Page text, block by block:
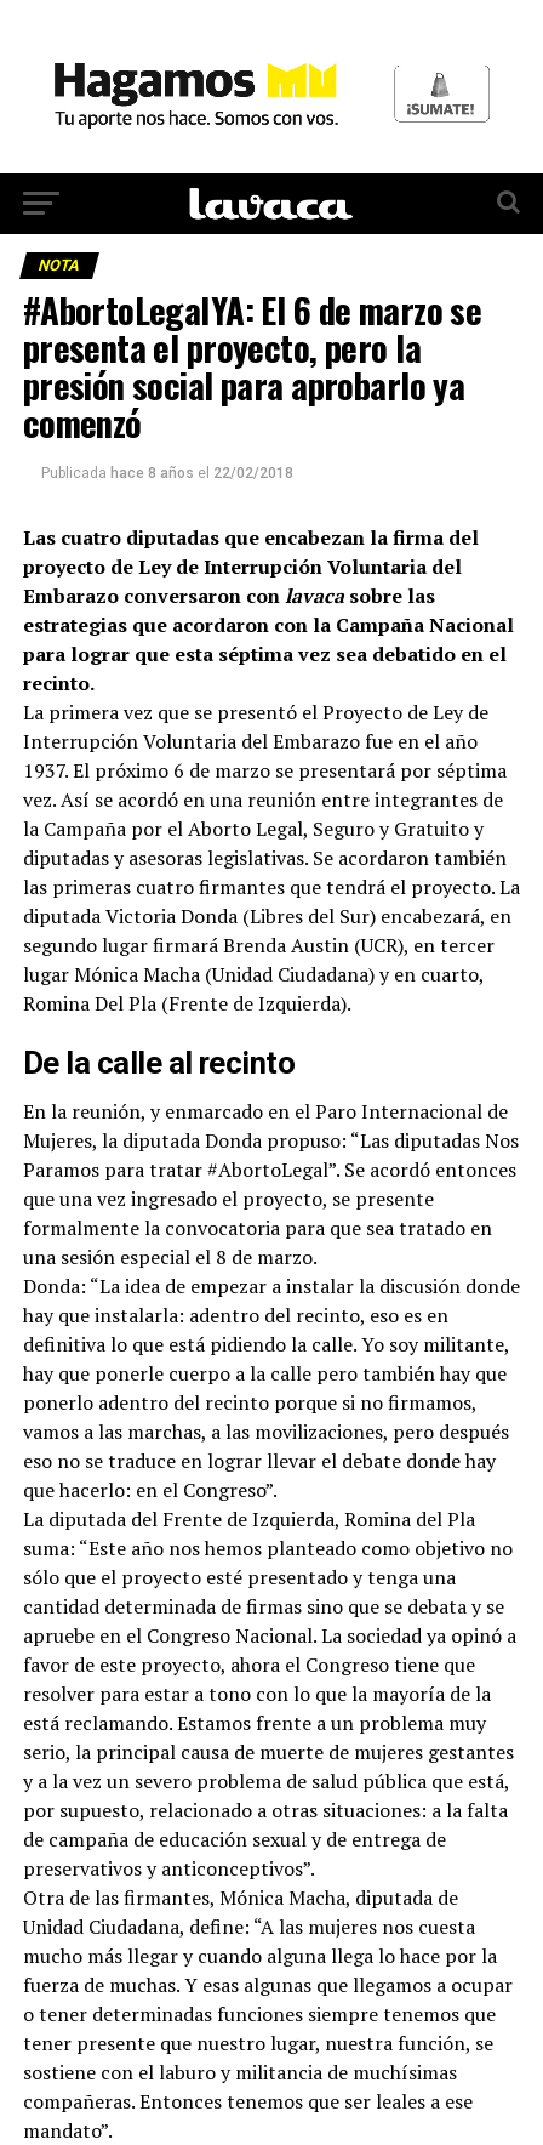
NOTA
#AbortoLegalYA: El 6 de marzo se
presenta el proyecto, pero la
presión social para aprobarlo ya
comenzó
Publicada hace 8 años el 22/02/2018
Las cuatro diputadas que encabezan la firma del
proyecto de Ley de Interrupción Voluntaria del
Embarazo conversaron conlavacasobre las
estrategias que acordaron con la Campaña Nacional
para lograr que esta séptima vez sea debatido en el
recinto.
La primera vez que se presentó el Proyecto de Ley de
Interrupción Voluntaria del Embarazo fue en el año
1937. El próximo 6 de marzo se presentará por séptima
vez. Así se acordó en una reunión entre integrantes de
la Campaña por el Aborto Legal, Seguro y Gratuito y
diputadas y asesoras legislativas. Se acordaron también
las primeras cuatro firmantes que tendrá el proyecto. La
diputada Victoria Donda (Libres del Sur) encabezará, en
segundo lugar firmará Brenda Austin (UCR), en tercer
lugar Mónica Macha (Unidad Ciudadana) y en cuarto,
Romina Del Pla (Frente de Izquierda).
De la calle al recinto
En la reunión, y enmarcado en el Paro Internacional de
Mujeres, la diputada Donda propuso: “Las diputadas Nos
Paramos para tratar #AbortoLegal”. Se acordó entonces
que una vez ingresado el proyecto, se presente
formalmente la convocatoria para que sea tratado en
una sesión especial el 8 de marzo.
Donda: “La idea de empezar a instalar la discusión donde
hay que instalarla: adentro del recinto, eso es en
definitiva lo que está pidiendo la calle. Yo soy militante,
hay que ponerle cuerpo a la calle pero también hay que
ponerlo adentro del recinto porque si no firmamos,
vamos a las marchas, a las movilizaciones, pero después
eso no se traduce en lograr llevar el debate donde hay
que hacerlo: en el Congreso”.
La diputada del Frente de Izquierda, Romina del Pla
suma: “Este año nos hemos planteado como objetivo no
sólo que el proyecto esté presentado y tenga una
cantidad determinada de firmas sino que se debata y se
apruebe en el Congreso Nacional. La sociedad ya opinó a
favor de este proyecto, ahora el Congreso tiene que
resolver para estar a tono con lo que la mayoría de la
está reclamando. Estamos frente a un problema muy
serio, la principal causa de muerte de mujeres gestantes
y a la vez un severo problema de salud pública que está,
por supuesto, relacionado a otras situaciones: a la falta
de campaña de educación sexual y de entrega de
preservativos y anticonceptivos”.
Otra de las firmantes, Mónica Macha, diputada de
Unidad Ciudadana, define: “A las mujeres nos cuesta
mucho más llegar y cuando alguna llega lo hace por la
fuerza de muchas. Y esas algunas que llegamos a ocupar
o tener determinadas funciones siempre tenemos que
tener presente que nuestro lugar, nuestra función, se
sostiene con el laburo y militancia de muchísimas
compañeras. Entonces tenemos que ser leales a ese
mandato”.